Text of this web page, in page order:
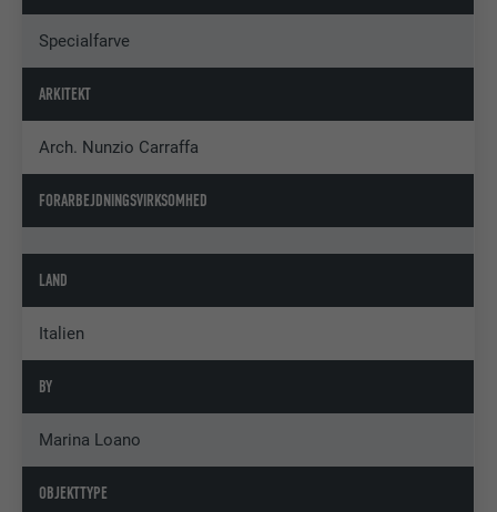
Specialfarve
ARKITEKT
Arch. Nunzio Carraffa
FORARBEJDNINGSVIRKSOMHED
LAND
Italien
BY
Marina Loano
OBJEKTTYPE